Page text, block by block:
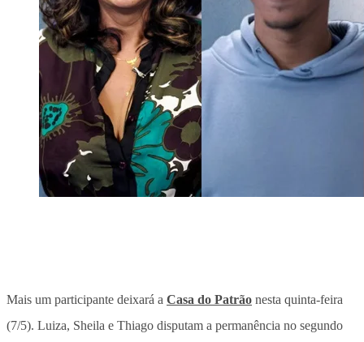
Mais um participante deixará a Casa do Patrão nesta quinta-feira
(7/5). Luiza, Sheila e Thiago disputam a permanência no segundo